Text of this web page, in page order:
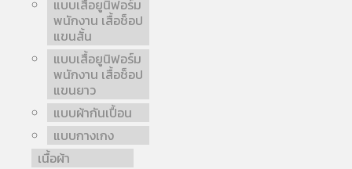
แบบเสื้อยูนิฟอร์ม
พนักงาน เสื้อช็อป
แขนสั้น
แบบเสื้อยูนิฟอร์ม
พนักงาน เสื้อช็อป
แขนยาว
แบบผ้ากันเปื้อน
แบบกางเกง
เนื้อผ้า